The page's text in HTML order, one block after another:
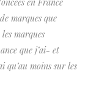
marques que
marques
que j’ai- et
qu’au moins sur les